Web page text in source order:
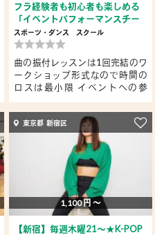
フラ経験者も初心者も楽しめる
「イベントパフォーマンスチー
ム」
スポーツ・ダンス スクール
曲の振付レッスンは1回完結のワ
ークショップ形式なので時間の
ロスは最小限 イベントへの参
東京都 新宿区
1,100 円 〜
【新宿】毎週木曜21～★K-POP